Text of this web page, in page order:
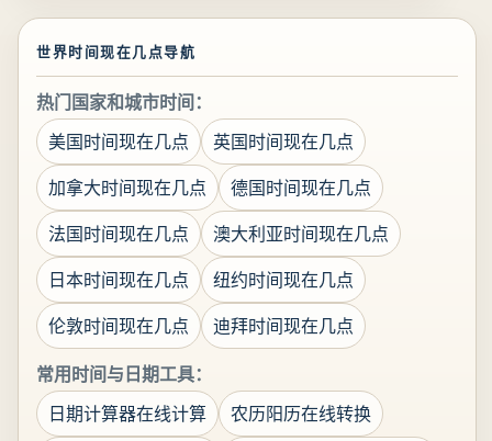
世界时间现在几点导航
热门国家和城市时间：
美国时间现在几点
英国时间现在几点
加拿大时间现在几点
德国时间现在几点
法国时间现在几点
澳大利亚时间现在几点
日本时间现在几点
纽约时间现在几点
伦敦时间现在几点
迪拜时间现在几点
常用时间与日期工具：
日期计算器在线计算
农历阳历在线转换